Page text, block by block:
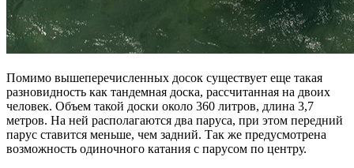
Помимо вышеперечисленных досок существует еще такая
разновидность как тандемная доска, рассчитанная на двоих
человек. Объем такой доски около 360 литров, длина 3,7
метров. На ней располагаются два паруса, при этом передний
парус ставится меньше, чем задний. Так же предусмотрена
возможность одиночного катания с парусом по центру.